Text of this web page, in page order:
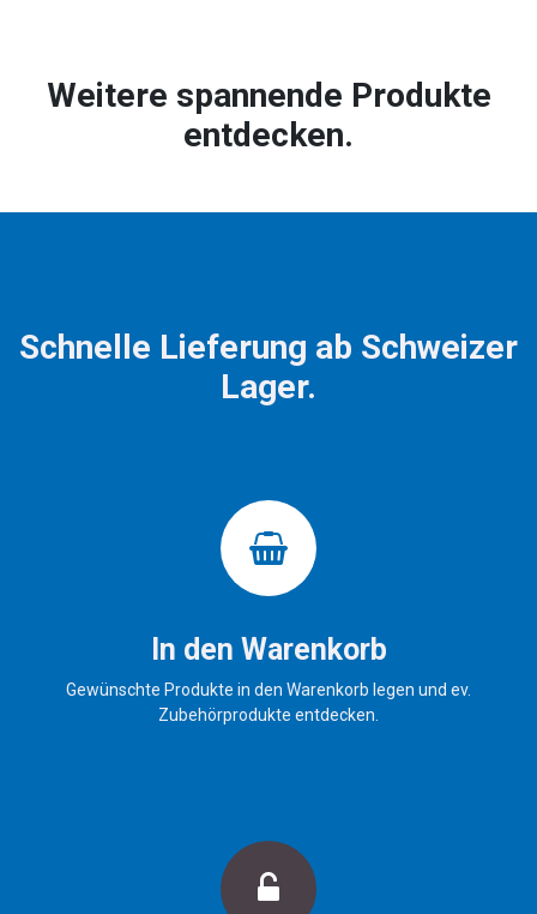
Weitere spannende Produkte
entdecken.
Schnelle Lieferung ab Schweizer
Lager.
In den Warenkorb
Gewünschte Produkte in den Warenkorb legen und ev.
Zubehörprodukte entdecken.